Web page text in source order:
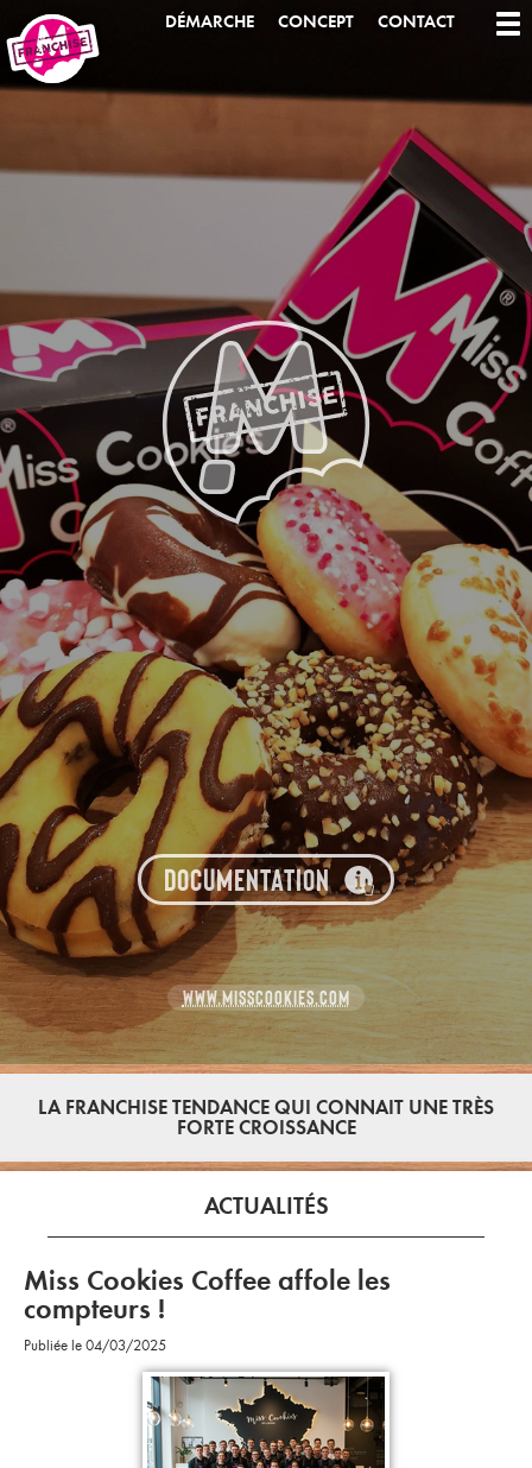
DÉMARCHE CONCEPT CONTACT
DOCUMENTATION
WWW.MISSCOOKIES.COM
LA FRANCHISE TENDANCE QUI CONNAIT UNE TRÈS
FORTE CROISSANCE
ACTUALITÉS
Miss Cookies Coffee affole les
compteurs !
Publiée le 04/03/2025